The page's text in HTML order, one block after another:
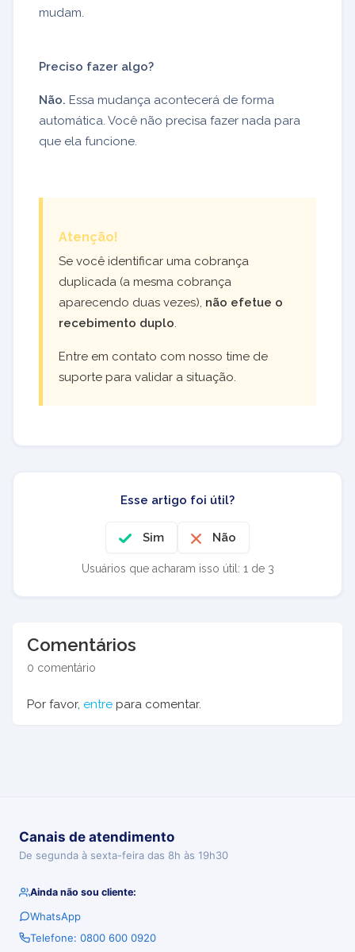
mudam.
Preciso fazer algo?
Não. Essa mudança acontecerá de forma
automática. Você não precisa fazer nada para
que ela funcione.
Atenção!
Se você identificar uma cobrança
duplicada (a mesma cobrança
aparecendo duas vezes), não efetue o
recebimento duplo.
Entre em contato com nosso time de
suporte para validar a situação.
Esse artigo foi útil?
Sim Não
Usuários que acharam isso útil: 1 de 3
Comentários
0 comentário
Por favor, entre para comentar.
Canais de atendimento
De segunda à sexta-feira das 8h às 19h30
Ainda não sou cliente:
WhatsApp
Telefone: 0800 600 0920